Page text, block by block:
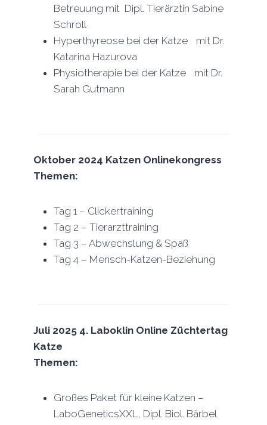
Betreuung mit Dipl. Tierärztin Sabine
Schroll
Hyperthyreose bei der Katze mit Dr.
Katarina Hazurova
Physiotherapie bei der Katze mit Dr.
Sarah Gutmann
Oktober 2024 Katzen Onlinekongress
Themen:
Tag 1 – Clickertraining
Tag 2 – Tierarzttraining
Tag 3 – Abwechslung & Spaß
Tag 4 – Mensch-Katzen-Beziehung
Juli 2025 4. Laboklin Online Züchtertag
Katze
Themen:
Großes Paket für kleine Katzen –
LaboGeneticsXXL, Dipl. Biol. Bärbel